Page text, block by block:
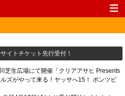
Live
イトチケット先行受付！
芝生広場にて開催「クリアアサヒ Presents
ズがやって来る！ヤッサへ15！ ボンツビ